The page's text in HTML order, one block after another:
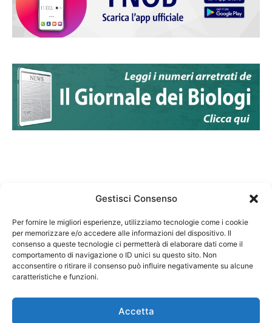
Gestisci Consenso
Per fornire le migliori esperienze, utilizziamo tecnologie come i cookie
per memorizzare e/o accedere alle informazioni del dispositivo. Il
consenso a queste tecnologie ci permetterà di elaborare dati come il
comportamento di navigazione o ID unici su questo sito. Non
acconsentire o ritirare il consenso può influire negativamente su alcune
caratteristiche e funzioni.
Accetta
Federazione Nazionale Degli Ordini dei Biologi:
codice fiscale 80069130583
Responsabile sito internet www.fnob.it: Vincenzo